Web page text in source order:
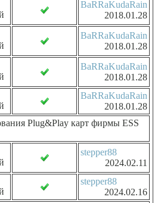
BaRRaKudaRain
2018.01.28
BaRRaKudaRain
2018.01.28
BaRRaKudaRain
2018.01.28
BaRRaKudaRain
2018.01.28
Plug&Play карт фирмы ESS
stepper88
2024.02.11
stepper88
2024.02.16